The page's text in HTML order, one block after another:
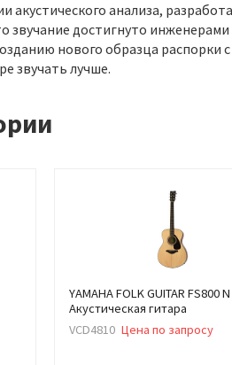
акустического анализа,
звучание достигнуто
нового образца
звучать лучше.
YAMAHA FOLK GUITAR FS800
Акустическая гитара
VCD4810 Цена по запросу